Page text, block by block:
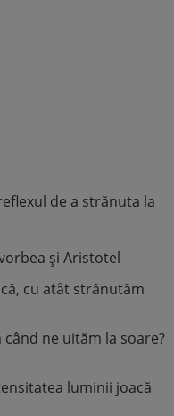
de a strănuta la
și Aristotel
cu atât strănutăm
ne uităm la soare?
luminii joacă